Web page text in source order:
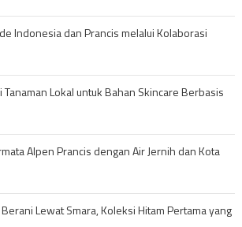
Indonesia dan Prancis melalui Kolaborasi
Tanaman Lokal untuk Bahan Skincare Berbasis
Alpen Prancis dengan Air Jernih dan Kota
Lewat Smara, Koleksi Hitam Pertama yang